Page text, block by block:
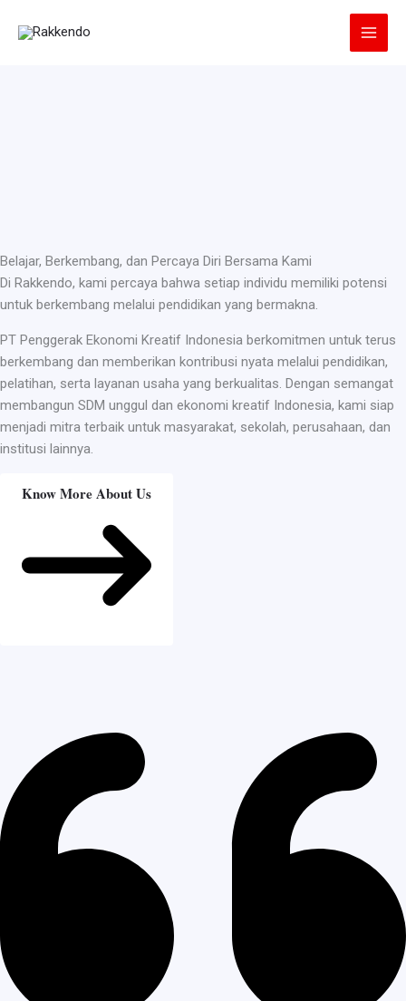
Belajar, Berkembang, dan Percaya Diri Bersama Kami
Di Rakkendo, kami percaya bahwa setiap individu memiliki potensi
untuk berkembang melalui pendidikan yang bermakna.
PT Penggerak Ekonomi Kreatif Indonesia berkomitmen untuk terus
berkembang dan memberikan kontribusi nyata melalui pendidikan,
pelatihan, serta layanan usaha yang berkualitas. Dengan semangat
membangun SDM unggul dan ekonomi kreatif Indonesia, kami siap
menjadi mitra terbaik untuk masyarakat, sekolah, perusahaan, dan
institusi lainnya.
Know More About Us